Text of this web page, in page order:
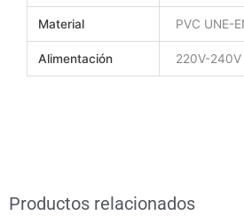
Material PVC UNE-
Alimentación 220V-240V
Productos relacionados